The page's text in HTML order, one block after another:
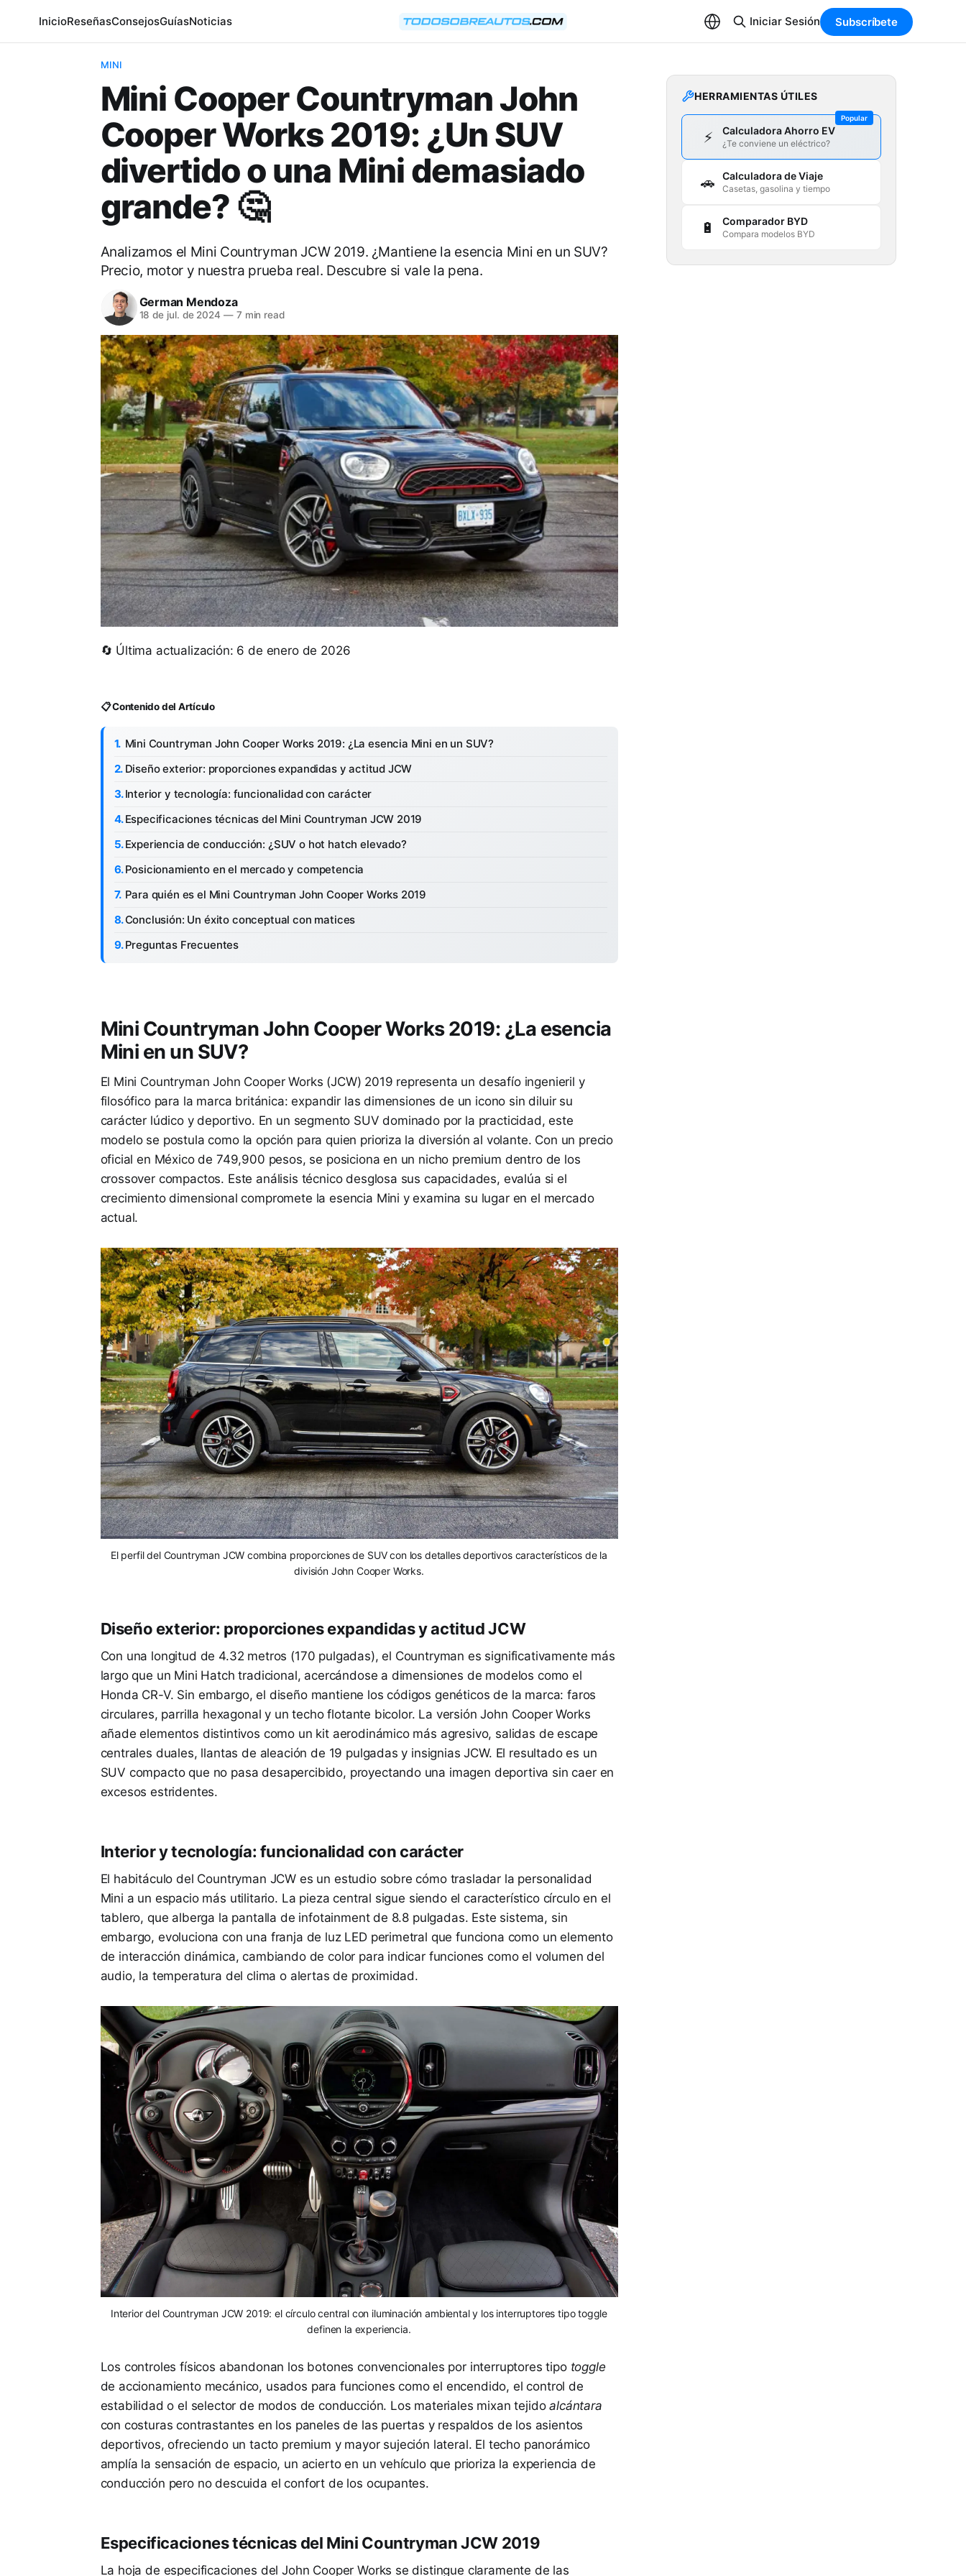
InicioReseñasConsejosGuíasNoticias Iniciar Sesión Subscríbete
MINI
Mini Cooper Countryman John
Cooper Works 2019: ¿Un SUV
divertido o una Mini demasiado
grande? 🤔
Analizamos el Mini Countryman JCW 2019. ¿Mantiene la esencia Mini en un SUV?
Precio, motor y nuestra prueba real. Descubre si vale la pena.
German Mendoza
18 de jul. de 2024 —7 min read
🔄 Última actualización: 6 de enero de 2026
📋 Contenido del Artículo
Mini Countryman John Cooper Works 2019: ¿La esencia Mini en un SUV?
Diseño exterior: proporciones expandidas y actitud JCW
Interior y tecnología: funcionalidad con carácter
Especificaciones técnicas del Mini Countryman JCW 2019
Experiencia de conducción: ¿SUV o hot hatch elevado?
Posicionamiento en el mercado y competencia
Para quién es el Mini Countryman John Cooper Works 2019
Conclusión: Un éxito conceptual con matices
Preguntas Frecuentes
Mini Countryman John Cooper Works 2019: ¿La esencia
Mini en un SUV?
El Mini Countryman John Cooper Works (JCW) 2019 representa un desafío ingenieril y
filosófico para la marca británica: expandir las dimensiones de un icono sin diluir su
carácter lúdico y deportivo. En un segmento SUV dominado por la practicidad, este
modelo se postula como la opción para quien prioriza la diversión al volante. Con un precio
oficial en México de 749,900 pesos, se posiciona en un nicho premium dentro de los
crossover compactos. Este análisis técnico desglosa sus capacidades, evalúa si el
crecimiento dimensional compromete la esencia Mini y examina su lugar en el mercado
actual.
El perfil del Countryman JCW combina proporciones de SUV con los detalles deportivos característicos de la
división John Cooper Works.
Diseño exterior: proporciones expandidas y actitud JCW
Con una longitud de 4.32 metros (170 pulgadas), el Countryman es significativamente más
largo que un Mini Hatch tradicional, acercándose a dimensiones de modelos como el
Honda CR-V. Sin embargo, el diseño mantiene los códigos genéticos de la marca: faros
circulares, parrilla hexagonal y un techo flotante bicolor. La versión John Cooper Works
añade elementos distintivos como un kit aerodinámico más agresivo, salidas de escape
centrales duales, llantas de aleación de 19 pulgadas y insignias JCW. El resultado es un
SUV compacto que no pasa desapercibido, proyectando una imagen deportiva sin caer en
excesos estridentes.
Interior y tecnología: funcionalidad con carácter
El habitáculo del Countryman JCW es un estudio sobre cómo trasladar la personalidad
Mini a un espacio más utilitario. La pieza central sigue siendo el característico círculo en el
tablero, que alberga la pantalla de infotainment de 8.8 pulgadas. Este sistema, sin
embargo, evoluciona con una franja de luz LED perimetral que funciona como un elemento
de interacción dinámica, cambiando de color para indicar funciones como el volumen del
audio, la temperatura del clima o alertas de proximidad.
Interior del Countryman JCW 2019: el círculo central con iluminación ambiental y los interruptores tipo toggle
definen la experiencia.
Los controles físicos abandonan los botones convencionales por interruptores tipo toggle
de accionamiento mecánico, usados para funciones como el encendido, el control de
estabilidad o el selector de modos de conducción. Los materiales mixan tejidoalcántara
con costuras contrastantes en los paneles de las puertas y respaldos de los asientos
deportivos, ofreciendo un tacto premium y mayor sujeción lateral. El techo panorámico
amplía la sensación de espacio, un acierto en un vehículo que prioriza la experiencia de
conducción pero no descuida el confort de los ocupantes.
Especificaciones técnicas del Mini Countryman JCW 2019
La hoja de especificaciones del John Cooper Works se distingue claramente de las
HERRAMIENTAS ÚTILES
Popular
⚡ Calculadora Ahorro EV
¿Te conviene un eléctrico?
🚗 Calculadora de Viaje
Casetas, gasolina y tiempo
🔋 Comparador BYD
Compara modelos BYD